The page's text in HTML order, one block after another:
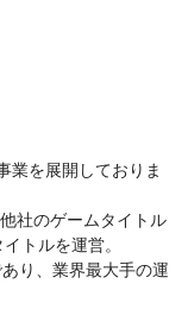
業を展開しておりま
社のゲームタイトル
トルを運営。
り、業界最大手の運